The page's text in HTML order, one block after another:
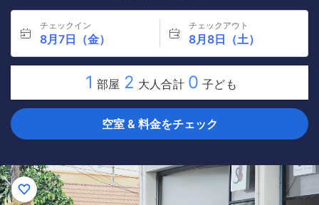
チェックイン
8月7日（金）
チェックアウト
8月8日（土）
1 部屋 2 大人合計 0 子ども
空室 & 料金をチェック